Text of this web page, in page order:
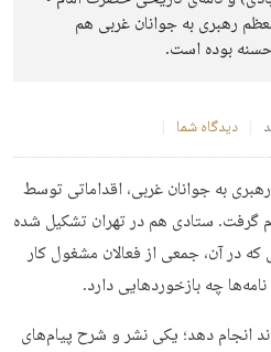
رهبری به جوانان غربی هم
بوده است.
دیدگاه شما
به جوانان غربی، اقداماتی توسط
گرفت. ستادی هم در تهران تشکیل شده
که در آن، جمعی از فعالان مشغول کار
چه بازخورد‌هایی دارد.
انجام دهد؛ یکی نشر و شرح پیام‌های